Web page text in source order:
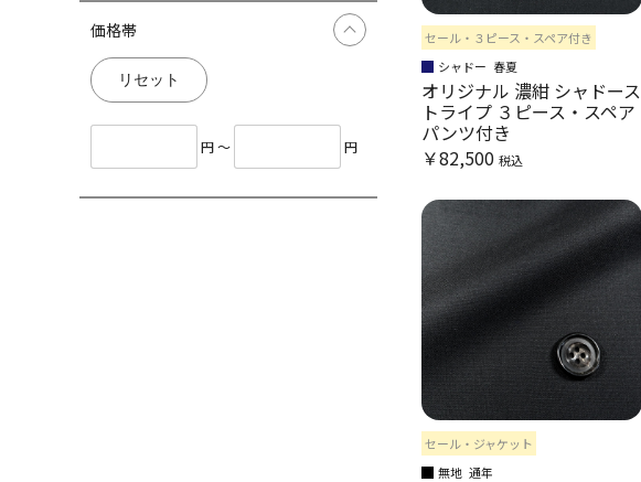
価格帯
リセット
円 〜 円
セール・３ピース・スペア付き
シャドー 春夏
オリジナル 濃紺 シャドース
トライプ ３ピース・スペア
パンツ付き
￥82,500税込
セール・ジャケット
無地 通年